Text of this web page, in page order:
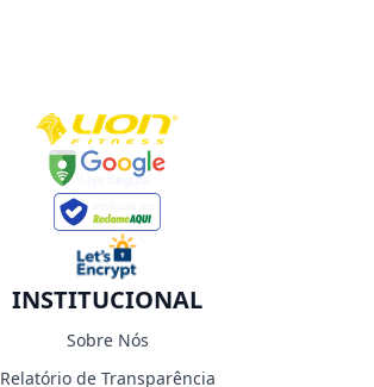
INSTITUCIONAL
Sobre Nós
Relatório de Transparência